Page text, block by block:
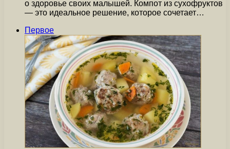
о здоровье своих малышей. Компот из сухофруктов
— это идеальное решение, которое сочетает…
Первое